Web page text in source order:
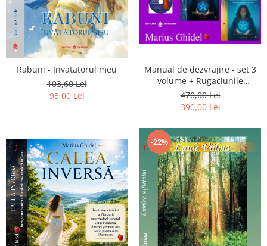
Rabuni - Invatatorul meu
103,60 Lei
93,00 Lei
Manual de dezvrăjire - set 3
volume + Rugaciunile
Luceafarului de Dimineata -
Gratuit)
470,00 Lei
390,00 Lei
-22%